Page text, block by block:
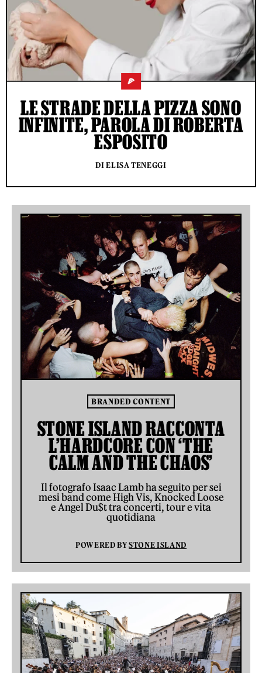
🍕
LE STRADE DELLA PIZZA SONO
INFINITE, PAROLA DI ROBERTA
ESPOSITO
DI ELISA TENEGGI
BRANDED CONTENT
STONE ISLAND RACCONTA
L’HARDCORE CON ‘THE
CALM AND THE CHAOS’
Il fotografo Isaac Lamb ha seguito per sei
mesi band come High Vis, Knocked Loose
e Angel Du$t tra concerti, tour e vita
quotidiana
POWERED BYSTONE ISLAND